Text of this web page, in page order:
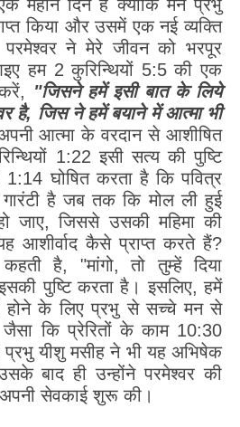
महान दिन है क्योंकि मैंने प्रभु
किया और उसमें एक नई व्यक्ति
ने मेरे जीवन को भरपूर
हम 2 कुरिन्थियों 5:5 की एक
"जिसने हमें इसी बात के लिये
है, जिस ने हमें बयाने में आत्मा भी
आत्मा के वरदान से आशीषित
1:22 इसी सत्य की पुष्टि
घोषित करता है कि पवित्र
गारंटी है जब तक कि मोल ली हुई
जाए, जिससे उसकी महिमा की
आशीर्वाद कैसे प्राप्त करते हैं?
है, "मांगो, तो तुम्हें दिया
पुष्टि करता है। इसलिए, हमें
होने के लिए प्रभु से सच्चे मन से
जैसा कि प्रेरितों के काम 10:30
प्रभु यीशु मसीह ने भी यह अभिषेक
बाद ही उन्होंने परमेश्वर की
अपनी सेवकाई शुरू की।